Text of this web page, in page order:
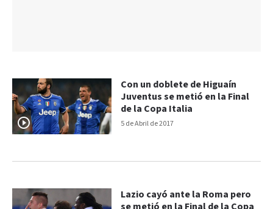
5 de Abril de 2017
Con un doblete de Higuaín
Juventus se metió en la Final
de la Copa Italia
Lazio cayó ante la Roma pero